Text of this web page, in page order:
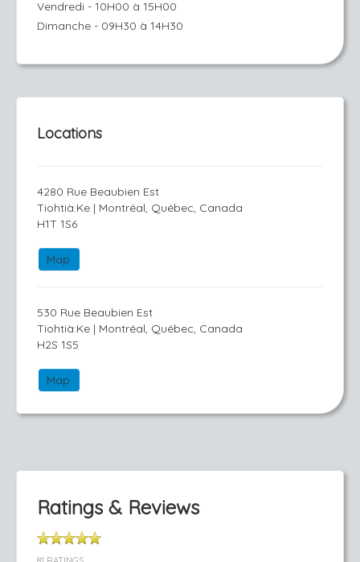
Vendredi - 10H00 à 15H00
Dimanche - 09H30 à 14H30
Locations
4280 Rue Beaubien Est
Tiohtià:Ke | Montréal, Québec, Canada
H1T 1S6
Map
530 Rue Beaubien Est
Tiohtià:Ke | Montréal, Québec, Canada
H2S 1S5
Map
Ratings & Reviews